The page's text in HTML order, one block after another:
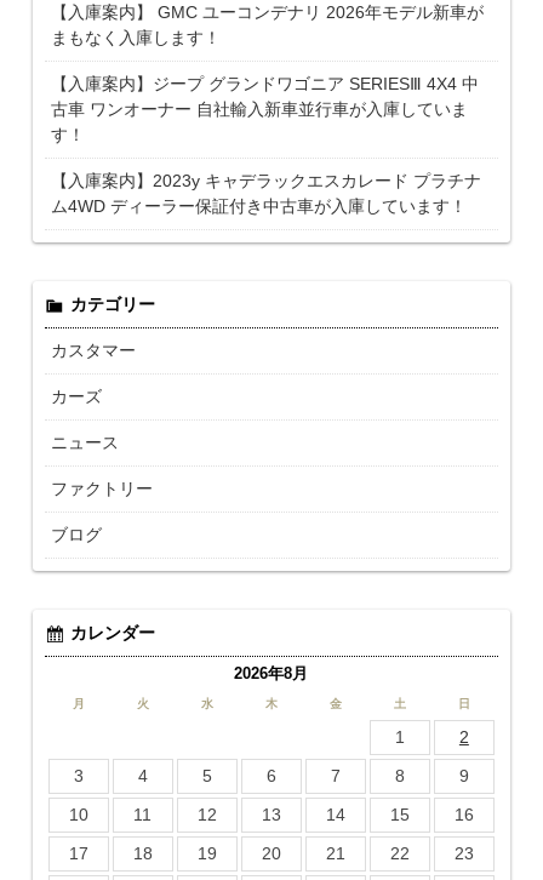
【入庫案内】 GMC ユーコンデナリ 2026年モデル新車が
まもなく入庫します！
【入庫案内】ジープ グランドワゴニア SERIESⅢ 4X4 中
古車 ワンオーナー 自社輸入新車並行車が入庫していま
す！
【入庫案内】2023y キャデラックエスカレード プラチナ
ム4WD ディーラー保証付き中古車が入庫しています！
カテゴリー
カスタマー
カーズ
ニュース
ファクトリー
ブログ
カレンダー
2026年8月
月 火 水 木 金 土 日
1
2
3
4 5 6 7 8
9
10
11 12 13 14 15
16
17
18 19 20 21 22
23